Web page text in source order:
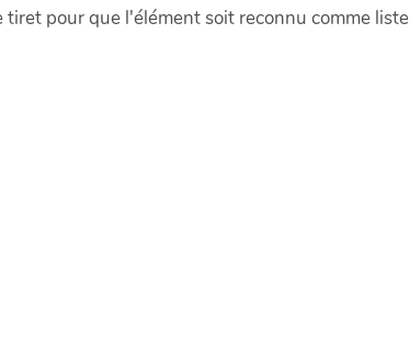
pour que l'élément soit reconnu comme liste